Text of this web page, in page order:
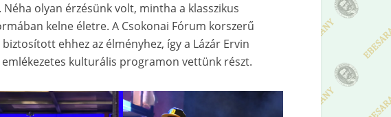
olyan érzésünk volt, mintha a klasszikus
kelne életre. A Csokonai Fórum korszerű
ehhez az élményhez, így a Lázár Ervin
kulturális programon vettünk részt.